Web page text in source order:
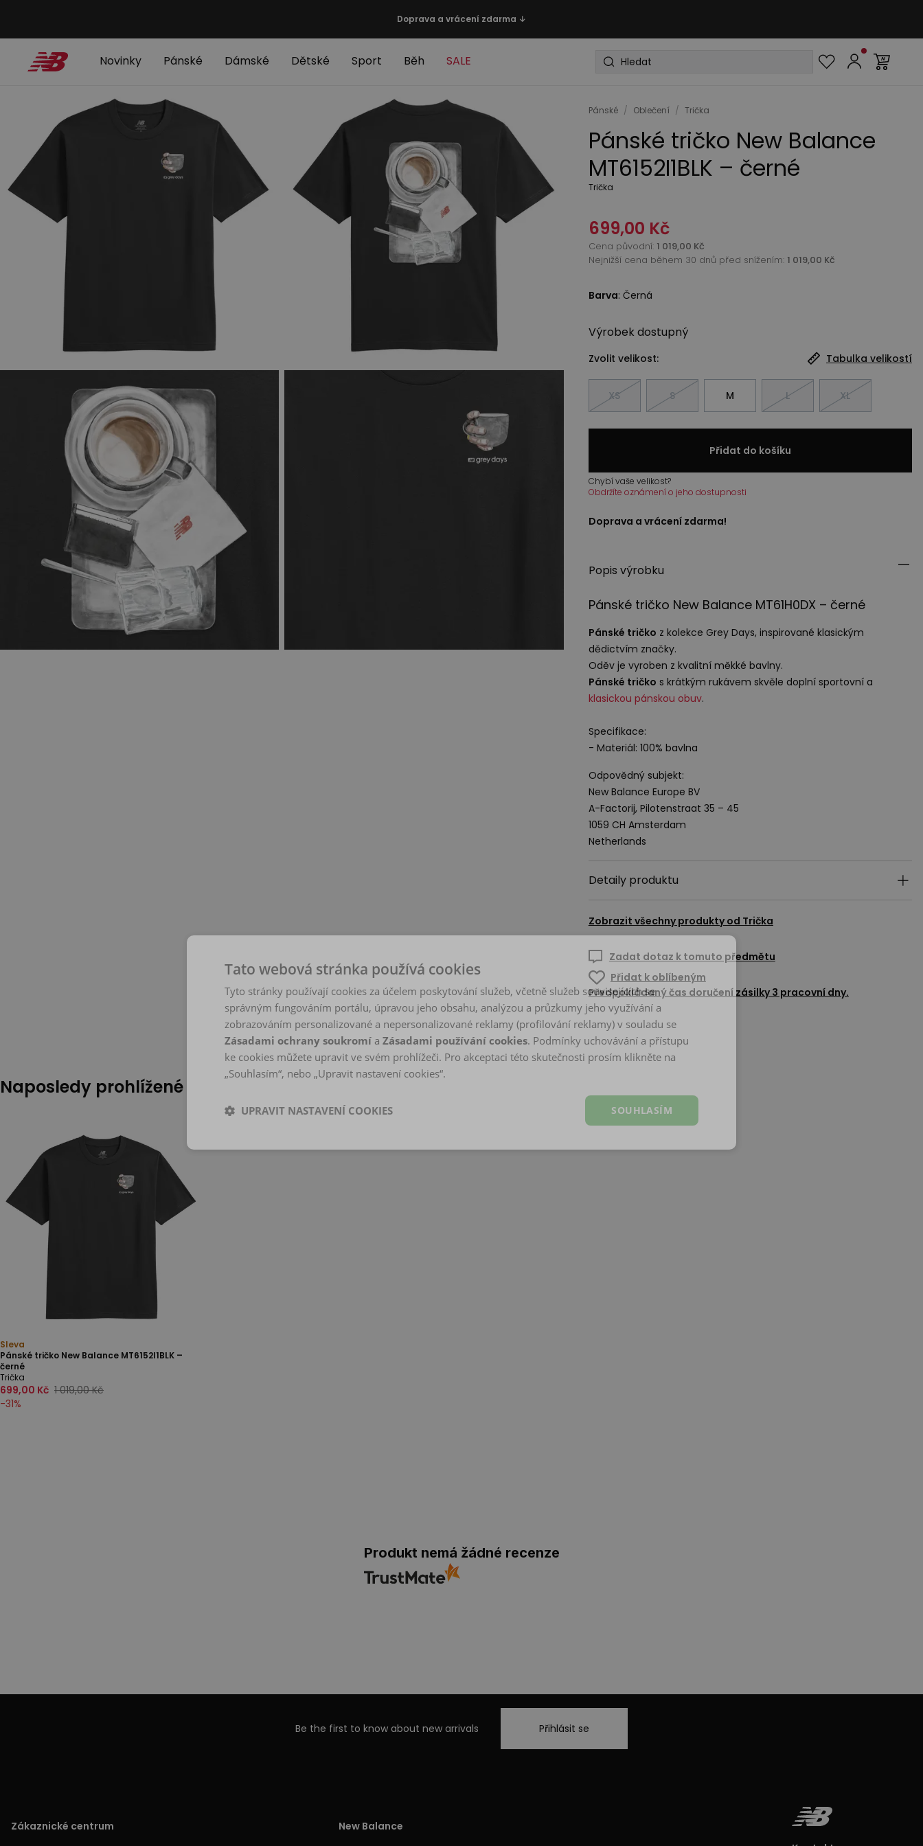
Doprava a vrácení zdarma ↓
Novinky Pánské Dámské Dětské Sport Běh SALE
Pánské / Oblečení / Trička
Pánské tričko New Balance
MT6152I1BLK – černé
Trička
699,00 Kč
Cena původní: 1 019,00 Kč
Nejnižší cena během 30 dnů před snížením: 1 019,00 Kč
Barva: Černá
Výrobek dostupný
Zvolit velikost: Tabulka velikostí
XS S M L XL
Přidat do košíku
Chybí vaše velikost?
Obdržíte oznámení o jeho dostupnosti
Doprava a vrácení zdarma!
Popis výrobku
Pánské tričko New Balance MT61H0DX – černé
Pánské tričko z kolekce Grey Days, inspirované klasickým
dědictvím značky.
Oděv je vyroben z kvalitní měkké bavlny.
Pánské tričko s krátkým rukávem skvěle doplní sportovní a
klasickou pánskou obuv.
Specifikace:
- Materiál: 100% bavlna
Odpovědný subjekt:
New Balance Europe BV
A-Factorij, Pilotenstraat 35 – 45
1059 CH Amsterdam
Netherlands
Detaily produktu
Zobrazit všechny produkty od Trička
Zadat dotaz k tomuto předmětu
Přidat k oblíbeným
Předpokládaný čas doručení zásilky 3 pracovní dny.
Naposledy prohlížené
Sleva
Pánské tričko New Balance MT6152I1BLK –
černé
Trička
699,00 Kč 1 019,00 Kč
-31%
Produkt nemá žádné recenze
Be the first to know about new arrivals Přihlásit se
Zákaznické centrum
New Balance
Tato webová stránka používá cookies
Tyto stránky používají cookies za účelem poskytování služeb, včetně služeb souvisejících se
správným fungováním portálu, úpravou jeho obsahu, analýzou a průzkumy jeho využívání a
zobrazováním personalizované a nepersonalizované reklamy (profilování reklamy) v souladu se
Zásadami ochrany soukromí a Zásadami používání cookies. Podmínky uchovávání a přístupu
ke cookies můžete upravit ve svém prohlížeči. Pro akceptaci této skutečnosti prosím klikněte na
„Souhlasím“, nebo „Upravit nastavení cookies“.
SOUHLASÍM
UPRAVIT NASTAVENÍ COOKIES